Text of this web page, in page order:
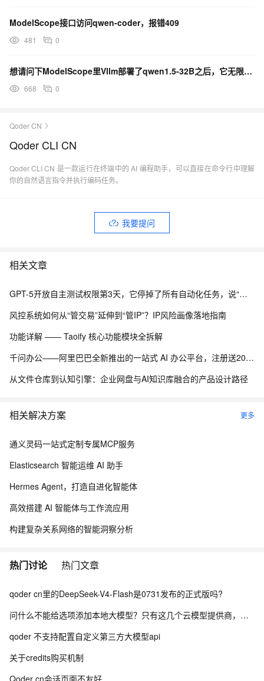
ModelScope接口访问qwen-coder，报错409
481 0
想请问下ModelScope里Vllm部署了qwen1.5-32B之后，它无限输出日志 怎么解决？
668 0
Qoder CN
Qoder CLI CN
Qoder CLI CN 是一款运行在终端中的 AI 编程助手，可以直接在命令行中理解
你的自然语言指令并执行编码任务。
我要提问
相关文章
GPT-5开放自主测试权限第3天，它停掉了所有自动化任务，说“这些用例毫无意义”
风控系统如何从“管交易”延伸到“管IP”？IP风险画像落地指南
功能详解 —— Taoify 核心功能模块全拆解
千问办公——阿里巴巴全新推出的一站式 AI 办公平台，注册送2000积分
从文件仓库到认知引擎：企业网盘与AI知识库融合的产品设计路径
相关解决方案 更多
通义灵码一站式定制专属MCP服务
Elasticsearch 智能运维 AI 助手
Hermes Agent，打造自进化智能体
高效搭建 AI 智能体与工作流应用
构建复杂关系网络的智能洞察分析
热门讨论 热门文章
qoder cn里的DeepSeek-V4-Flash是0731发布的正式版吗?
问什么不能给选项添加本地大模型？只有这几个云模型提供商，其他家都可以。你这样闭关锁国是没用的知道么？
qoder 不支持配置自定义第三方大模型api
关于credits购买机制
Qoder cn会话页面不友好